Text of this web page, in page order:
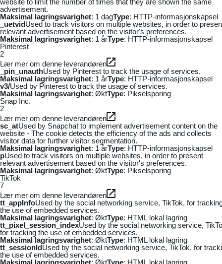
advertisement.
Maksimal lagringsvarighet: 1 dagType: HTTP-informasjonskapsel
_uetvidUsed to track visitors on multiple websites, in order to
relevant advertisement based on the visitor's preferences.
Maksimal lagringsvarighet: 1 årType: HTTP-informasjonskapsel
Pinterest
2
Lær mer om denne leverandøren
_pin_unauthUsed by Pinterest to track the usage of services.
Maksimal lagringsvarighet: 1 årType: HTTP-informasjonskapsel
v3/Used by Pinterest to track the usage of services.
Maksimal lagringsvarighet: ØktType: Pikselsporing
Snap Inc.
2
Lær mer om denne leverandøren
sc_atUsed by Snapchat to implement advertisement content on the
website - The cookie detects the efficiency of the ads and collects
visitor data for further visitor segmentation.
Maksimal lagringsvarighet: 1 årType: HTTP-informasjonskapsel
pUsed to track visitors on multiple websites, in order to present
relevant advertisement based on the visitor's preferences.
Maksimal lagringsvarighet: ØktType: Pikselsporing
TikTok
7
Lær mer om denne leverandøren
tt_appInfoUsed by the social networking service, TikTok, for
the use of embedded services.
Maksimal lagringsvarighet: ØktType: HTML lokal lagring
tt_pixel_session_indexUsed by the social networking service,
for tracking the use of embedded services.
Maksimal lagringsvarighet: ØktType: HTML lokal lagring
tt_sessionIdUsed by the social networking service, TikTok, for
the use of embedded services.
Maksimal lagringsvarighet: ØktType: HTML lokal lagring